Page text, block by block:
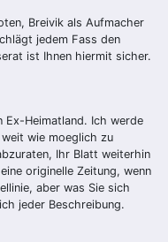
Breivik als Aufmacher
jedem Fass den
ist Ihnen hiermit sicher.
Ex-Heimatland. Ich werde
wie moeglich zu
Ihr Blatt weiterhin
originelle Zeitung, wenn
aber was Sie sich
jeder Beschreibung.